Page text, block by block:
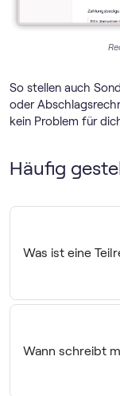
So stellen auch
oder
kein Problem für
Häufig
Was ist eine
Anders als bei
beziffern,
Wann schreibt